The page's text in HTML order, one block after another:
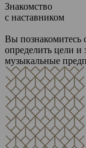
Знакомство
с наставником
Вы познакомитесь
определить цели и
музыкальные